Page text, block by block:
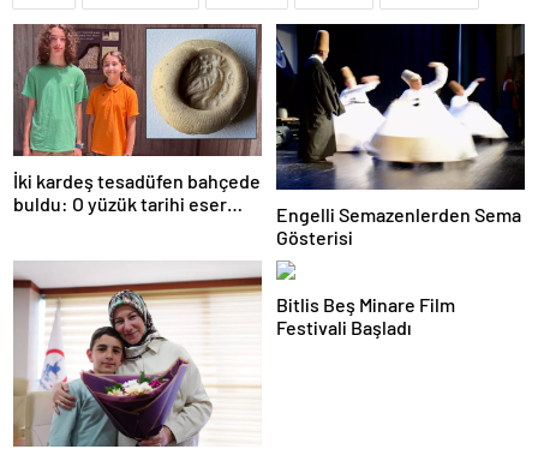
İki kardeş tesadüfen bahçede
buldu: O yüzük tarihi eser
Engelli Semazenlerden Sema
Gösterisi
Bitlis Beş Minare Film
Festivali Başladı